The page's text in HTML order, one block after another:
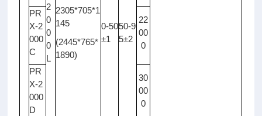
2
0
0
0
L
2305*705*1
145
(2445*765*
1890)
0-50
±1
50-9
5±2
PR
X-2
000
C
22
00
0
PR
X-2
000
D
30
00
0